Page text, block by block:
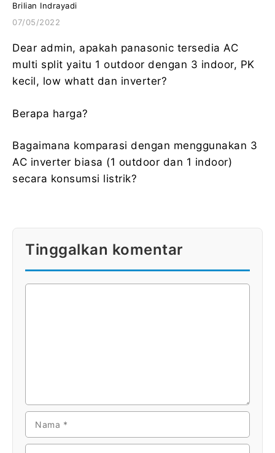
Brilian Indrayadi
07/05/2022
Dear admin, apakah panasonic tersedia AC
multi split yaitu 1 outdoor dengan 3 indoor, PK
kecil, low whatt dan inverter?
Berapa harga?
Bagaimana komparasi dengan menggunakan 3
AC inverter biasa (1 outdoor dan 1 indoor)
secara konsumsi listrik?
Tinggalkan komentar